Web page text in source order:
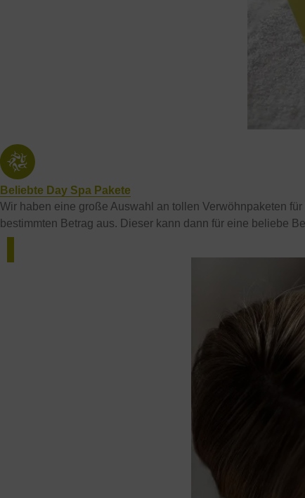
Beliebte Day Spa Pakete
Wir haben eine große Auswahl an tollen Verwöhnpaketen
bestimmten Betrag aus. Dieser kann dann für eine beliebe